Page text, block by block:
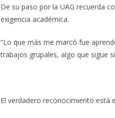
De su paso por la UAG recuerda
exigencia académica.
“Lo que más me marcó fue
trabajos grupales, algo que sigue
El verdadero reconocimiento está